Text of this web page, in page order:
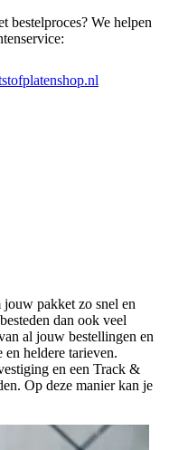
bestelproces? We helpen
jouw pakket zo snel en
dan ook veel
al jouw bestellingen en
en heldere tarieven.
en een Track &
Op deze manier kan je